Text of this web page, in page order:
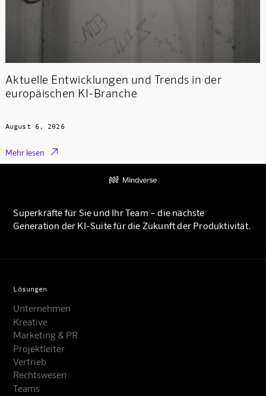
Aktuelle Entwicklungen und Trends in der
europäischen KI-Branche
August 6, 2026
Mehr lesen 
Superkräfte für Sie und Ihr Team – die nächste
Generation der KI-Suite für die Zukunft der Produktivität.
Lösungen
Unternehmen
Kreative
Marketing & PR
Projektleiter
Vertrieb
Rechtswesen
Teams